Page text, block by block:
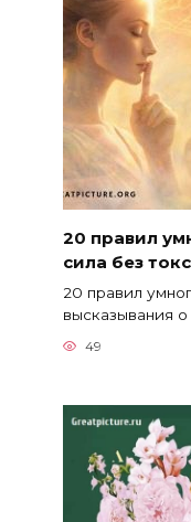
20 правил
сила без
20 правил
высказывания о
49